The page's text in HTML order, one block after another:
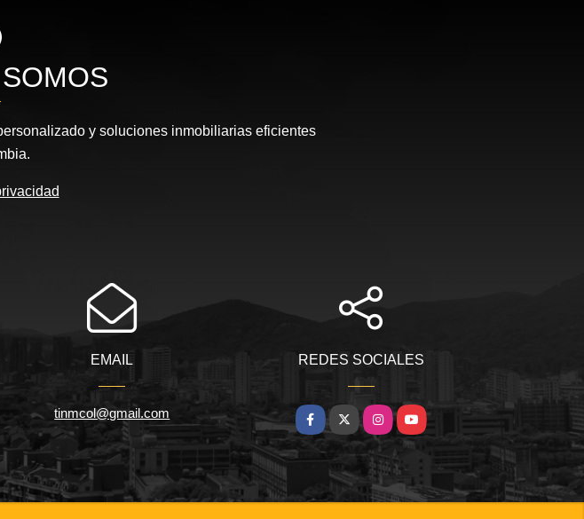
y soluciones inmobiliarias eficientes
EMAIL
tinmcol@gmail.com
REDES SOCIALES
Facebook
X InstagramYouTube